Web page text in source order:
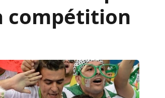
compétition